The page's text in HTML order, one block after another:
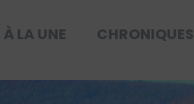
À LA UNE CHRONIQUES